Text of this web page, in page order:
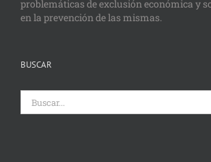
problemáticas de exclusión económica y
en la prevención de las mismas.
BUSCAR